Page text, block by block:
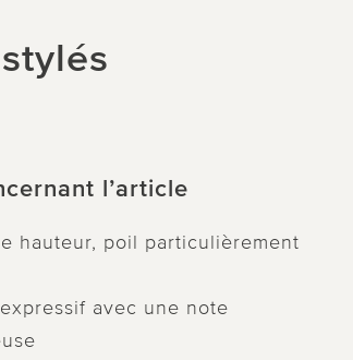
l’article
hauteur, poil particulièrement
avec une note